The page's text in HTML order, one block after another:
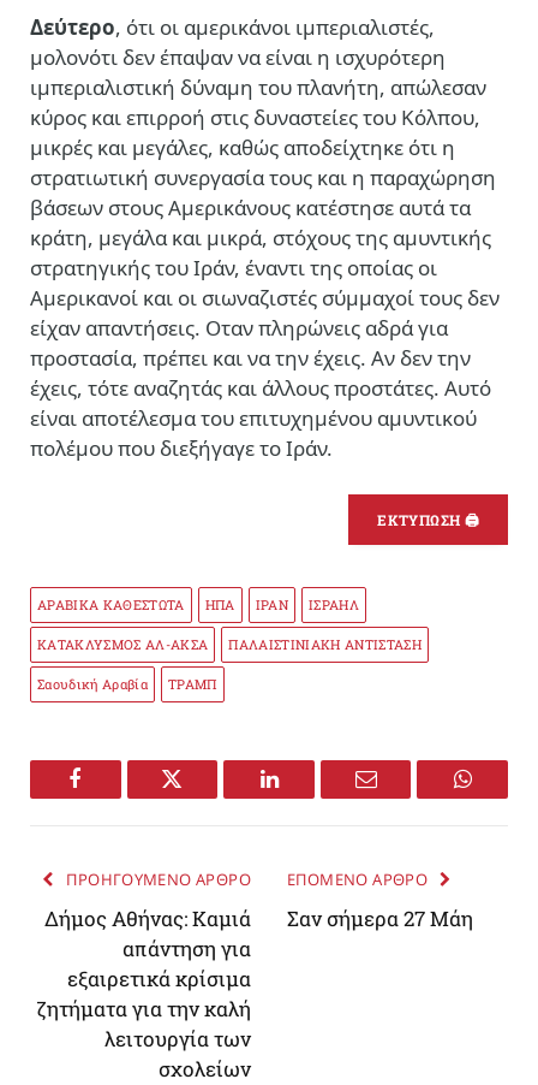
Δεύτερο, ότι οι αμερικάνοι ιμπεριαλιστές,
μολονότι δεν έπαψαν να είναι η ισχυρότερη
ιμπεριαλιστική δύναμη του πλανήτη, απώλεσαν
κύρος και επιρροή στις δυναστείες του Κόλπου,
μικρές και μεγάλες, καθώς αποδείχτηκε ότι η
στρατιωτική συνεργασία τους και η παραχώρηση
βάσεων στους Αμερικάνους κατέστησε αυτά τα
κράτη, μεγάλα και μικρά, στόχους της αμυντικής
στρατηγικής του Ιράν, έναντι της οποίας οι
Αμερικανοί και οι σιωναζιστές σύμμαχοί τους δεν
είχαν απαντήσεις. Οταν πληρώνεις αδρά για
προστασία, πρέπει και να την έχεις. Αν δεν την
έχεις, τότε αναζητάς και άλλους προστάτες. Αυτό
είναι αποτέλεσμα του επιτυχημένου αμυντικού
πολέμου που διεξήγαγε το Ιράν.
ΕΚΤΥΠΩΣΗ 🖨
ΑΡΑΒΙΚΑ ΚΑΘΕΣΤΩΤΑ ΗΠΑ ΙΡΑΝ ΙΣΡΑΗΛ
ΚΑΤΑΚΛΥΣΜΟΣ ΑΛ-ΑΚΣΑ ΠΑΛΑΙΣΤΙΝΙΑΚΗ ΑΝΤΙΣΤΑΣΗ
Σαουδική Αραβία ΤΡΑΜΠ
Facebook Twitter LinkedIn Email
ΠΡΟΗΓΟΥΜΕΝΟ ΑΡΘΡΟ
Δήμος Αθήνας: Καμιά
απάντηση για
εξαιρετικά κρίσιμα
ζητήματα για την καλή
λειτουργία των
σχολείων
ΕΠΟΜΕΝΟ ΑΡΘΡΟ
Σαν σήμερα 27 Μάη